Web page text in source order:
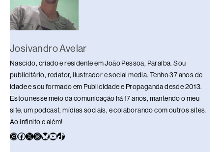
Josivandro Avelar
Nascido, criado e residente em João Pessoa, Paraíba. Sou
publicitário, redator, ilustrador e social media. Tenho 37 anos de
idade e sou formado em Publicidade e Propaganda desde 2013.
Estou nesse meio da comunicação há 17 anos, mantendo o meu
site, um podcast, mídias sociais, e colaborando com outros sites.
Ao infinito e além!